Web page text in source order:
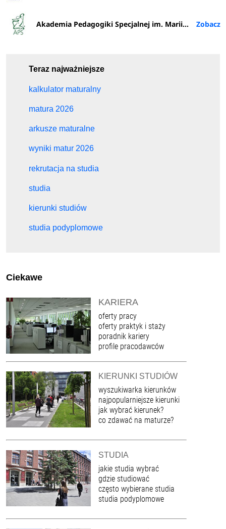
Akademia Pedagogiki Specjalnej im. Marii Grzegorzewskiej w Warszawie
Teraz najważniejsze
kalkulator maturalny
matura 2026
arkusze maturalne
wyniki matur 2026
rekrutacja na studia
studia
kierunki studiów
studia podyplomowe
Ciekawe
KARIERA
oferty pracy
oferty praktyk i staży
poradnik kariery
profile pracodawców
KIERUNKI STUDIÓW
wyszukiwarka kierunków
najpopularniejsze kierunki
jak wybrać kierunek?
co zdawać na maturze?
STUDIA
jakie studia wybrać
gdzie studiować
często wybierane studia
studia podyplomowe